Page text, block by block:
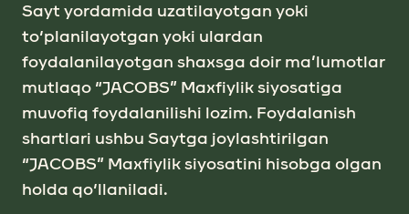
Sаyt yordаmidа uzаtilаyotgаn yoki
to‘planilayotgan yoki ulаrdаn
foydаlаnilаyotgаn shаxsga doir mа’lumotlаr
mutlаqo “JACOBS” Mаxfiylik siyosаtigа
muvofiq foydalanilishi lozim. Foydаlаnish
shаrtlаri ushbu Sаytgа joylаshtirilgаn
“JACOBS” Mаxfiylik siyosаtini hisobgа olgаn
holdа qo‘llаnilаdi.